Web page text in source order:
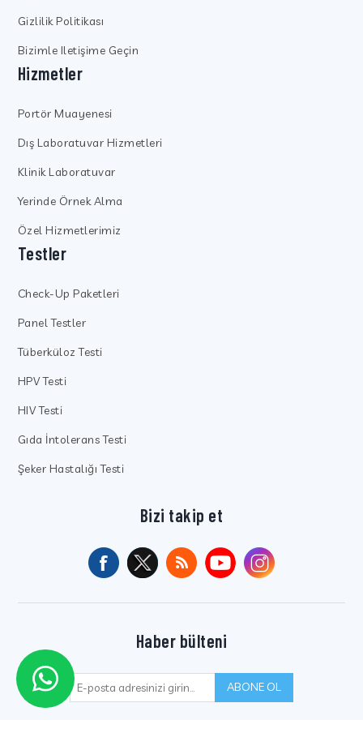
Gizlilik Politikası
Bizimle Iletişime Geçin
Hizmetler
Portör Muayenesi
Dış Laboratuvar Hizmetleri
Klinik Laboratuvar
Yerinde Örnek Alma
Özel Hizmetlerimiz
Testler
Check-Up Paketleri
Panel Testler
Tüberküloz Testi
HPV Testi
HIV Testi
Gıda İntolerans Testi
Şeker Hastalığı Testi
Bizi takip et
Haber bülteni
ABONE OL